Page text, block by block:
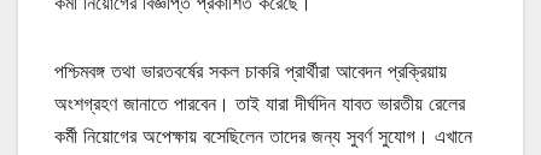
পশ্চিমবঙ্গ তথা ভারতবর্ষের সকল চাকরি প্রার্থীরা আবেদন প্রক্রিয়ায়
অংশগ্রহণ জানাতে পারবেন। তাই যারা দীর্ঘদিন যাবত ভারতীয় রেলের
কর্মী নিয়োগের অপেক্ষায় বসেছিলেন তাদের জন্য সুবর্ণ সুযোগ। এখানে